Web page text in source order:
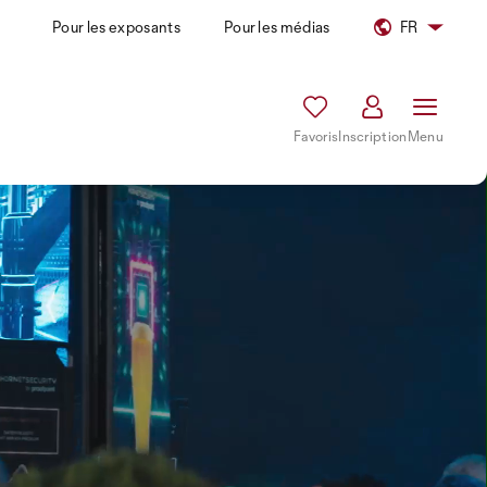
Pour les exposants Pour les médias FR
FavorisInscriptionMenu